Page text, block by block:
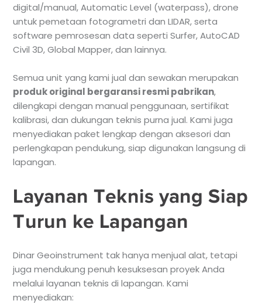
digital/manual, Automatic Level (waterpass), drone
untuk pemetaan fotogrametri dan LIDAR, serta
software pemrosesan data seperti Surfer, AutoCAD
Civil 3D, Global Mapper, dan lainnya.
Semua unit yang kami jual dan sewakan merupakan
produk original bergaransi resmi pabrikan,
dilengkapi dengan manual penggunaan, sertifikat
kalibrasi, dan dukungan teknis purna jual. Kami juga
menyediakan paket lengkap dengan aksesori dan
perlengkapan pendukung, siap digunakan langsung di
lapangan.
Layanan Teknis yang Siap
Turun ke Lapangan
Dinar Geoinstrument tak hanya menjual alat, tetapi
juga mendukung penuh kesuksesan proyek Anda
melalui layanan teknis di lapangan. Kami
menyediakan: